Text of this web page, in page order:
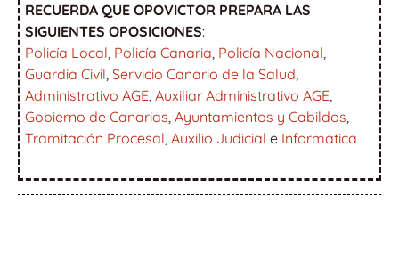
RECUERDA QUE OPOVICTOR PREPARA LAS
SIGUIENTES OPOSICIONES:
Policía Local, Policía Canaria, Policía Nacional,
Guardia Civil, Servicio Canario de la Salud,
Administrativo AGE, Auxiliar Administrativo AGE,
Gobierno de Canarias, Ayuntamientos y Cabildos,
Tramitación Procesal, Auxilio Judicial e Informática